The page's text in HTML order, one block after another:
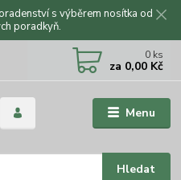
s výběrem nosítka od
poradkyň.
Menu
Hledat
0 ks
za 0,00 Kč